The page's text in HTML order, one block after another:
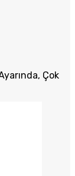
Çok